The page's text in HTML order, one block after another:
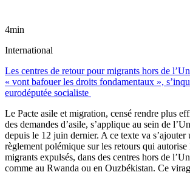
4min
International
Les centres de retour pour migrants hors de
« vont bafouer les droits fondamentaux »,
eurodéputée socialiste
Le Pacte asile et migration, censé rendre plus
des demandes d’asile, s’applique au sein de
depuis le 12 juin dernier. A ce texte va s’ajouter
règlement polémique sur les retours qui autorise
migrants expulsés, dans des centres hors de
comme au Rwanda ou en Ouzbékistan. Ce